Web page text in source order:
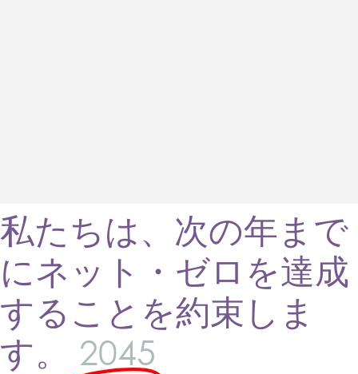
私たちは、次の年まで
にネット・ゼロを達成
することを約束しま
す。
2045